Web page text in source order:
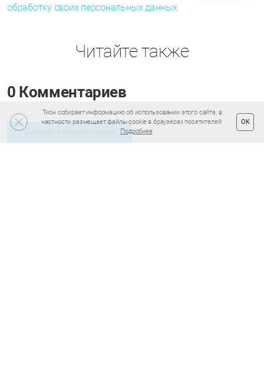
обработку своих персональных данных
Читайте также
0 Комментариев
Тион собирает информацию об использовании этого сайта, в
частности размещает файлы cookie в браузерах посетителей.
Подробнее
OK